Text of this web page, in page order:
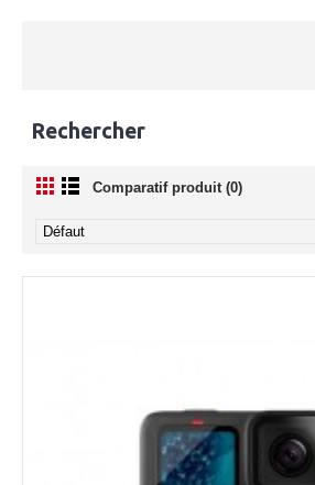
Rechercher
Comparatif produit (0)